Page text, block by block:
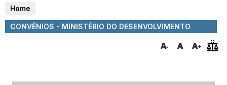
Home
CONVÊNIOS - MINISTÉRIO DO DESENVOLVIMENTO